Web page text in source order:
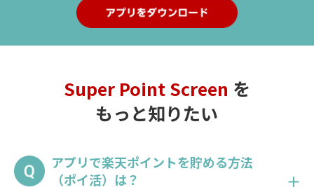
Super Point Screen を
もっと知りたい
アプリで楽天ポイントを貯める方法
（ポイ活）は？